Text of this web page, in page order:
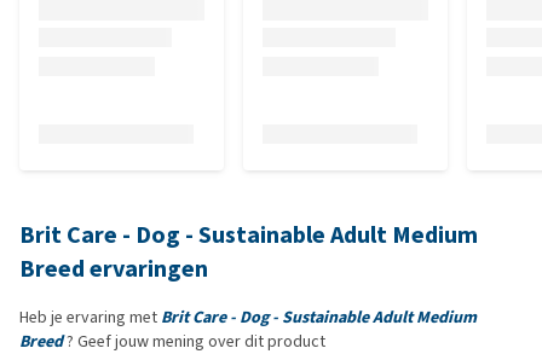
Brit Care - Dog - Sustainable Adult Medium
Breed ervaringen
Heb je ervaring met Brit Care - Dog - Sustainable Adult Medium
Breed? Geef jouw mening over dit product